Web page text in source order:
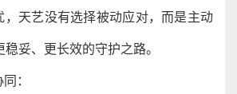
，天艺没有选择被动应对，而是主动
妥、更长效的守护之路。
：